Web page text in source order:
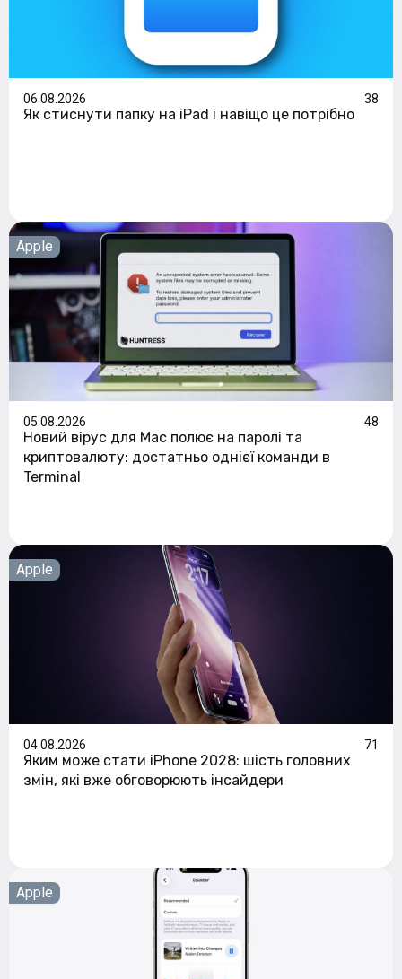
06.08.2026 38
Як стиснути папку на iPad і навіщо це потрібно
Apple
05.08.2026 48
Новий вірус для Mac полює на паролі та
криптовалюту: достатньо однієї команди в
Terminal
Apple
04.08.2026 71
Яким може стати iPhone 2028: шість головних
змін, які вже обговорюють інсайдери
Apple